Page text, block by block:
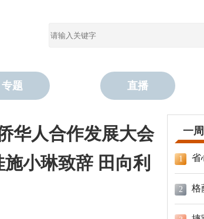
专题 直播
华人合作发展大会
小琳致辞 田向利
一
1 省
2 格